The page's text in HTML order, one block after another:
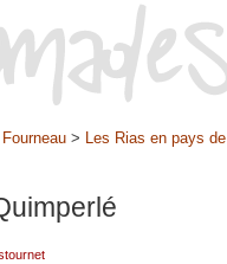
> Les Rias en pays de